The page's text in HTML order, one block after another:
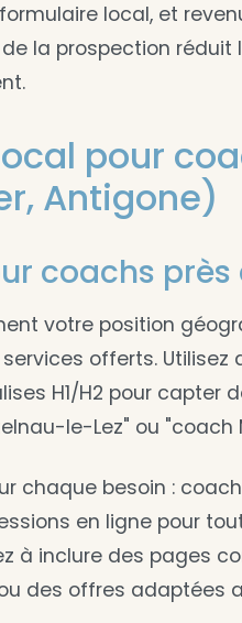
local, et
la prospection
pour
Antigone)
coachs
votre position
offerts.
H1/H2 pour capter
le-Lez" ou "coach
chaque besoin :
en ligne pour
à inclure des pages
des offres adaptées